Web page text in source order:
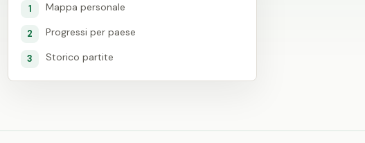
1 Mappa personale
2 Progressi per paese
3 Storico partite